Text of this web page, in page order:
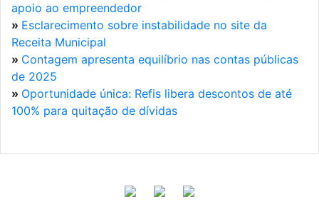
apoio ao empreendedor
» Esclarecimento sobre instabilidade no site da
Receita Municipal
» Contagem apresenta equilíbrio nas contas públicas
de 2025
» Oportunidade única: Refis libera descontos de até
100% para quitação de dívidas